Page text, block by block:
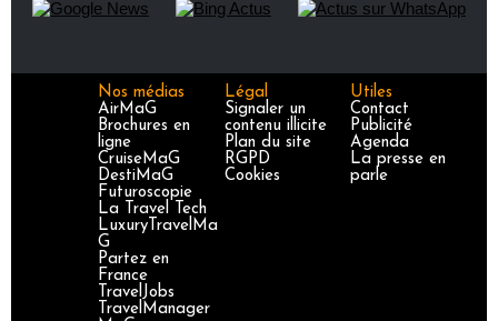
Nos médias
AirMaG
Brochures en
ligne
CruiseMaG
DestiMaG
Futuroscopie
La Travel Tech
LuxuryTravelMa
G
Partez en
France
TravelJobs
TravelManager
Légal
Signaler un
contenu illicite
Plan du site
RGPD
Cookies
Utiles
Contact
Publicité
Agenda
La presse en
parle